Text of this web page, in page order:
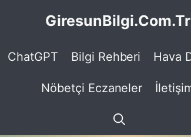
GiresunBilgi.Com.Tr
ChatGPT Bilgi Rehberi Hava
Nöbetçi Eczaneler